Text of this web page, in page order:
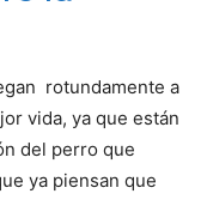
rotundamente a
vida, ya que están
del perro que
ya piensan que